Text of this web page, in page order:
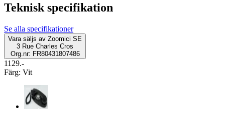
Teknisk specifikation
Se alla specifikationer
Vara säljs av Zoomici SE
3 Rue Charles Cros
Org.nr: FR80431807486
1129.-
Färg: Vit